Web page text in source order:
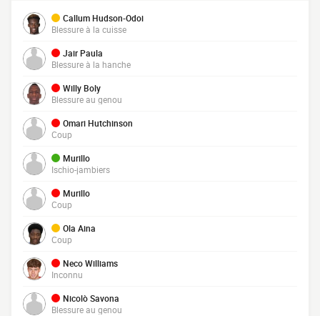
Callum Hudson-Odoi
Blessure à la cuisse
Jair Paula
Blessure à la hanche
Willy Boly
Blessure au genou
Omari Hutchinson
Coup
Murillo
Ischio-jambiers
Murillo
Coup
Ola Aina
Coup
Neco Williams
Inconnu
Nicolò Savona
Blessure au genou